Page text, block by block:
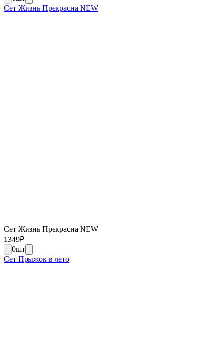
Сет Жизнь Прекрасна NEW
Сет Жизнь Прекрасна NEW
1349₽
0шт
Сет Прыжок в лето